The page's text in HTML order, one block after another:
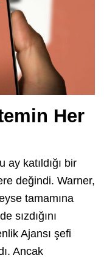
Her
katıldığı bir
değindi. Warner,
tamamına
sızdığını
Ajansı şefi
Ancak